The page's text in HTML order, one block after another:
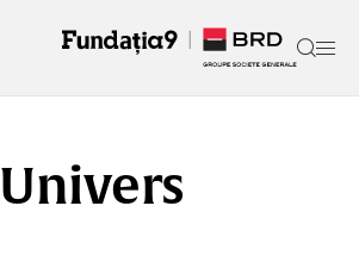
Univers